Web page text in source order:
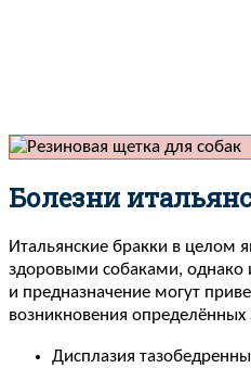
Болезни
Итальянские бракки в целом
здоровыми собаками, однако
и предназначение могут
возникновения определённых
Дисплазия